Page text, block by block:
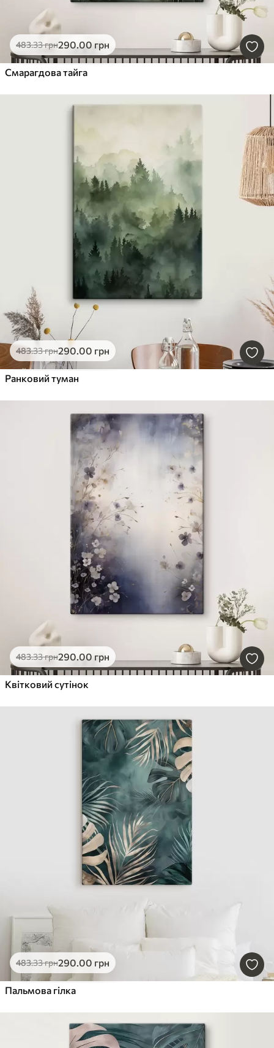
483.33грн290.00 грн
Смарагдова тайга
483.33грн290.00 грн
Ранковий туман
483.33грн290.00 грн
Квітковий сутінок
483.33грн290.00 грн
Пальмова гілка